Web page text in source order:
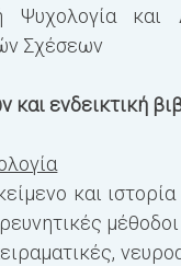
Ψυχολογία και
Σχέσεων
ενδεικτική
και